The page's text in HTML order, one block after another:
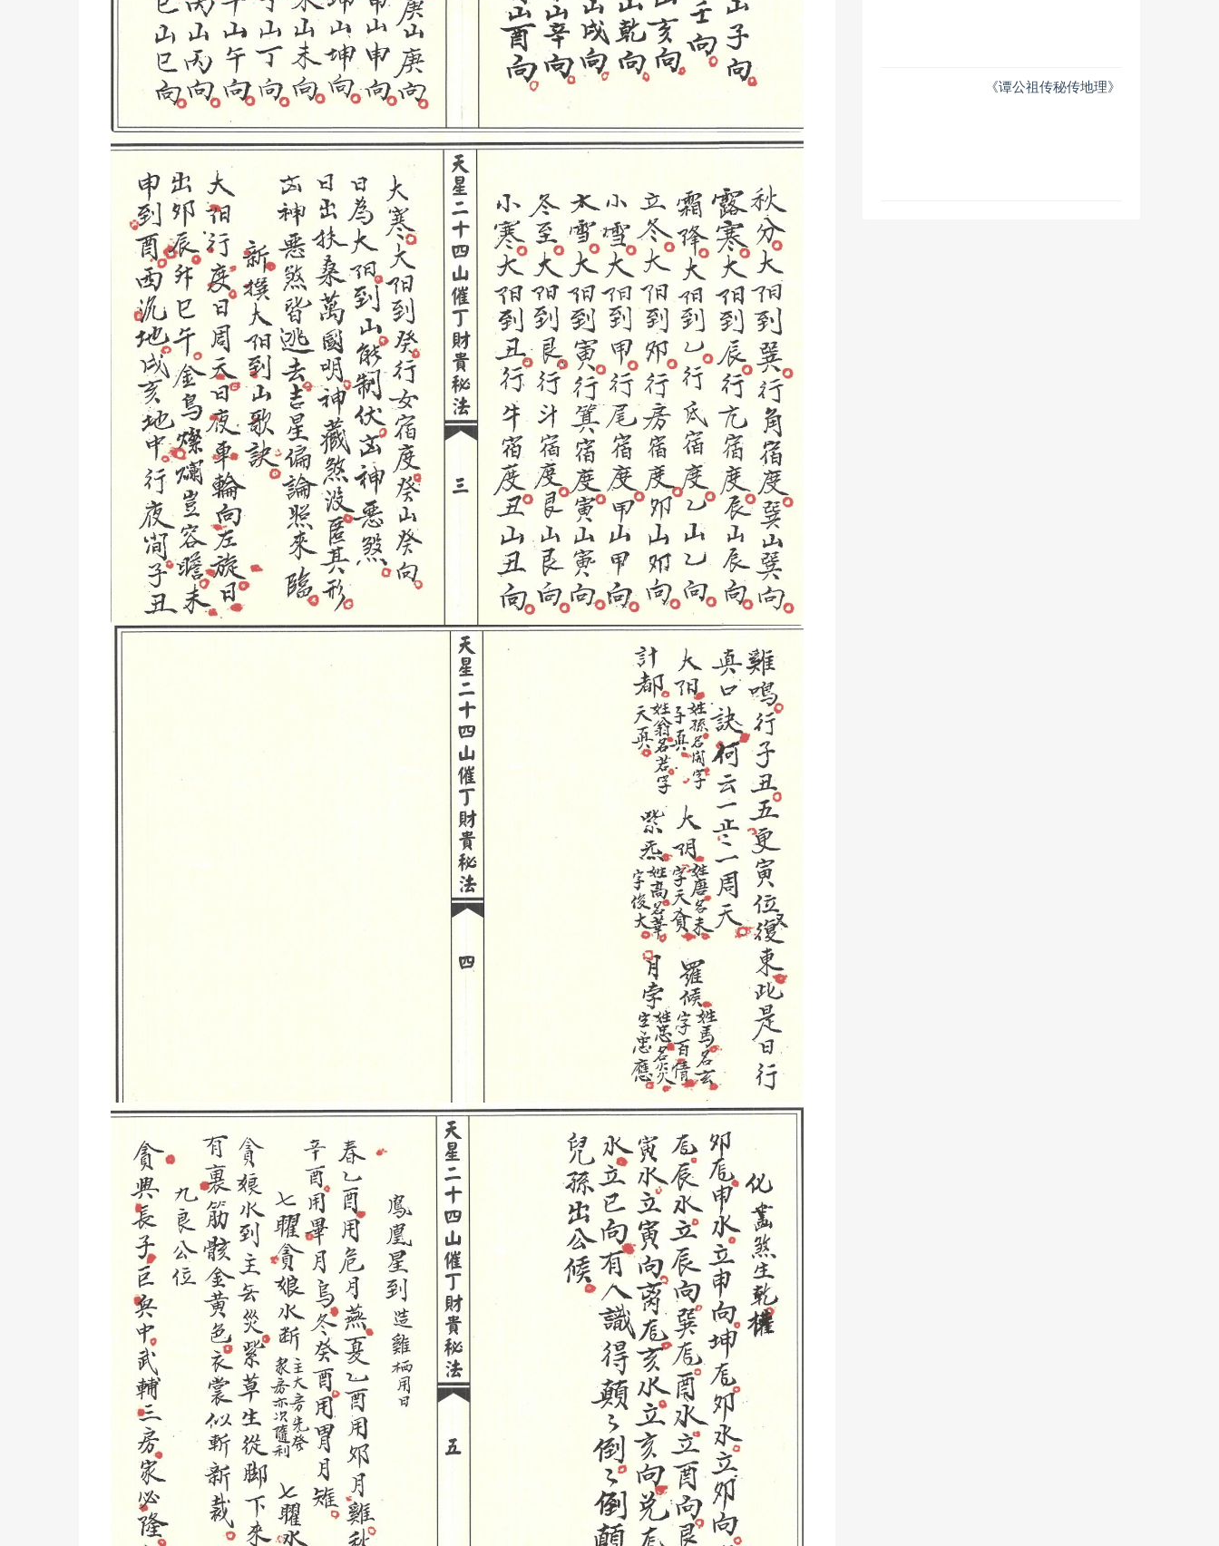
《谭公祖传秘传地理》